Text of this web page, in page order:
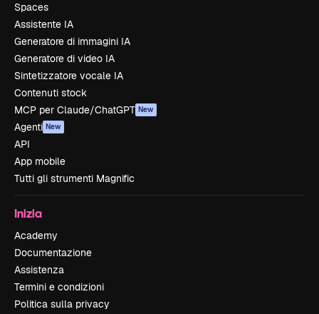
Spaces
Assistente IA
Generatore di immagini IA
Generatore di video IA
Sintetizzatore vocale IA
Contenuti stock
MCP per Claude/ChatGPT New
Agenti New
API
App mobile
Tutti gli strumenti Magnific
Inizia
Academy
Documentazione
Assistenza
Termini e condizioni
Politica sulla privacy